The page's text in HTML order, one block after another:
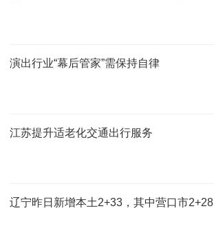
演出行业“幕后管家”需保持自律
江苏提升适老化交通出行服务
辽宁昨日新增本土2+33，其中营口市2+28